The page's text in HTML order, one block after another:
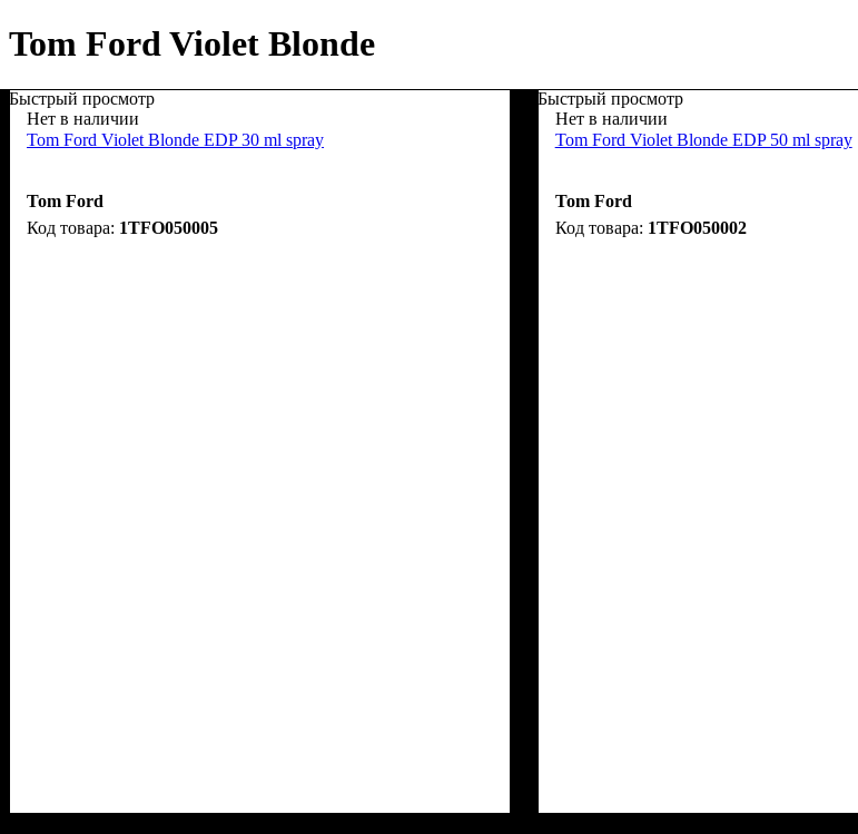
Tom Ford Violet Blonde
Быстрый просмотр
Нет в наличии
Tom Ford Violet Blonde EDP 30 ml spray
Tom Ford
1TFO050005
Быстрый просмотр
Нет в наличии
Tom Ford Violet Blonde EDP 50 ml spray
Tom Ford
1TFO050002